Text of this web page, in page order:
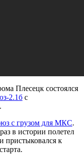
Плесецк состоялся
2.1б с
с грузом для МКС.
в истории полетел
пристыковался к